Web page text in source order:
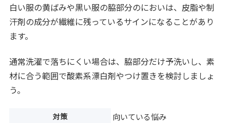
白い服の黄ばみや黒い服の脇部分のにおいは、皮脂や制
汗剤の成分が繊維に残っているサインになることがあり
ます。
通常洗濯で落ちにくい場合は、脇部分だけ予洗いし、素
材に合う範囲で酸素系漂白剤やつけ置きを検討しましょ
う。
対策 向いている悩み